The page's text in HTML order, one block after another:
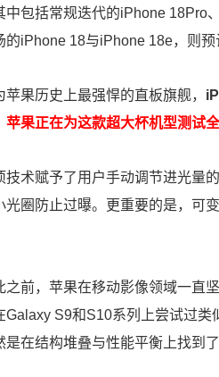
中包括常规迭代的iPhone 18Pro
的iPhone 18与iPhone 18e，则预
苹果历史上最强悍的直板旗舰，
苹果正在为这款超大杯机型测试
技术赋予了用户手动调节进光量
光圈防止过曝。更重要的是，可
之前，苹果在移动影像领域一直
Galaxy S9和S10系列上尝试过类
是在结构堆叠与性能平衡上找到了